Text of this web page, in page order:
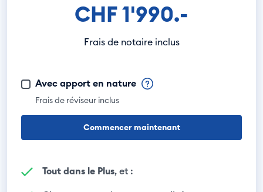
CHF 1'990.-
Frais de notaire inclus
Avec apport en nature
Frais de réviseur inclus
Commencer maintenant
Tout dans le Plus, et :